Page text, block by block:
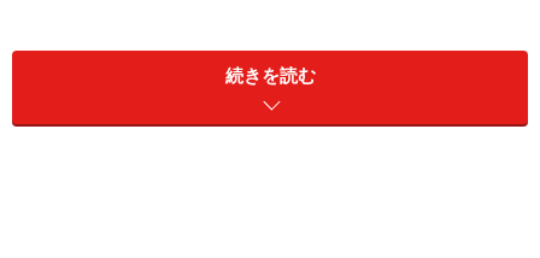
みずがめ座の運命の流れ
みずがめ座の運命の生かし方
続きを読む